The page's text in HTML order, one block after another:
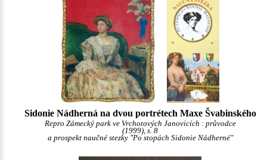
Sidonie Nádherná na dvou portrétech Maxe Švabinského
Repro Zámecký park ve Vrchotových Janovicích : průvodce
(1999), s. 8
a prospekt naučné stezky "Po stopách Sidonie Nádherné"